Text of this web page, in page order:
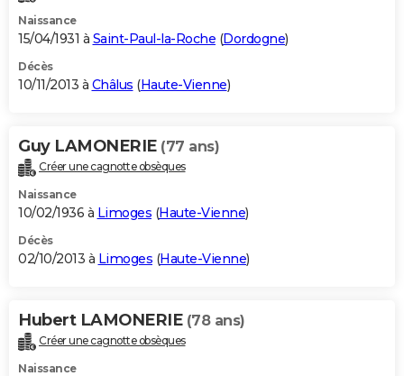
Naissance
15/04/1931 à Saint-Paul-la-Roche (Dordogne)
Décès
10/11/2013 à Châlus (Haute-Vienne)
Guy LAMONERIE (77 ans)
Créer une cagnotte obsèques
Naissance
10/02/1936 à Limoges (Haute-Vienne)
Décès
02/10/2013 à Limoges (Haute-Vienne)
Hubert LAMONERIE (78 ans)
Créer une cagnotte obsèques
Naissance